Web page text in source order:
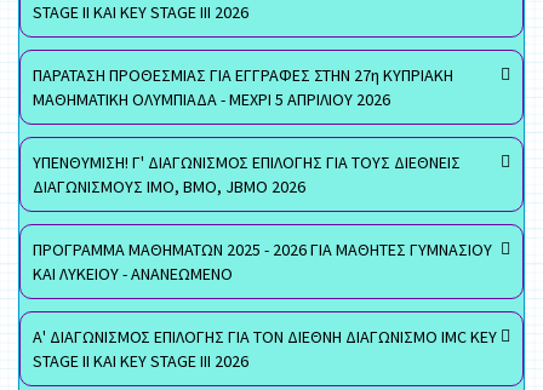
STAGE II ΚΑΙ KEY STAGE III 2026
ΠΑΡΑΤΑΣΗ ΠΡΟΘΕΣΜΙΑΣ ΓΙΑ ΕΓΓΡΑΦΕΣ ΣΤΗΝ 27η ΚΥΠΡΙΑΚΗ
ΜΑΘΗΜΑΤΙΚΗ ΟΛΥΜΠΙΑΔΑ - ΜΕΧΡΙ 5 ΑΠΡΙΛΙΟΥ 2026
ΥΠΕΝΘΥΜΙΣΗ! Γ' ΔΙΑΓΩΝΙΣΜΟΣ ΕΠΙΛΟΓΗΣ ΓΙΑ ΤΟΥΣ ΔΙΕΘΝΕΙΣ
ΔΙΑΓΩΝΙΣΜΟΥΣ ΙΜΟ, ΒΜΟ, JBMO 2026
ΠΡΟΓΡΑΜΜΑ ΜΑΘΗΜΑΤΩΝ 2025 - 2026 ΓΙΑ ΜΑΘΗΤΕΣ ΓΥΜΝΑΣΙΟΥ
ΚΑΙ ΛΥΚΕΙΟΥ - ΑΝΑΝΕΩΜΕΝΟ
Α' ΔΙΑΓΩΝΙΣΜΟΣ ΕΠΙΛΟΓΗΣ ΓΙΑ ΤΟΝ ΔΙΕΘΝΗ ΔΙΑΓΩΝΙΣΜΟ IMC KEY
STAGE II ΚΑΙ KEY STAGE III 2026